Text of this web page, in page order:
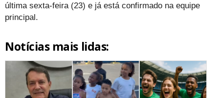
última sexta-feira (23) e já está confirmado na equipe
principal.
Notícias mais lidas: